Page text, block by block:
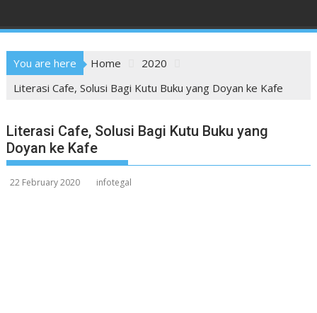
You are here Home
2020
Literasi Cafe, Solusi Bagi Kutu Buku yang Doyan ke Kafe
Literasi Cafe, Solusi Bagi Kutu Buku yang
Doyan ke Kafe
22 February 2020 infotegal